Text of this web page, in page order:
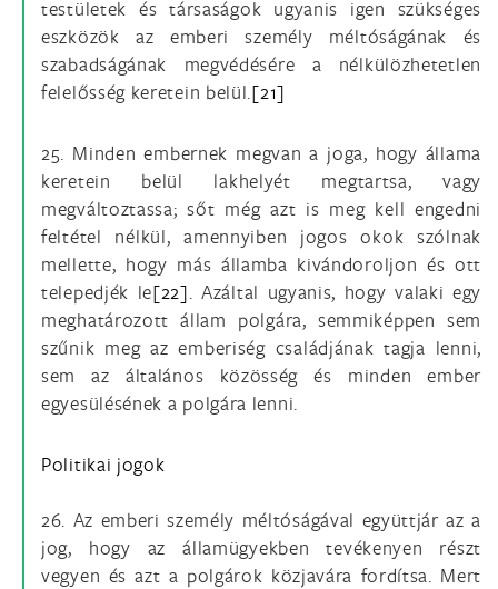
testületek és társaságok ugyanis igen szükséges
eszközök az emberi személy méltóságának és
szabadságának megvédésére a nélkülözhetetlen
felelősség keretein belül.[21]
25. Minden embernek megvan a joga, hogy állama
keretein belül lakhelyét megtartsa, vagy
megváltoztassa; sőt még azt is meg kell engedni
feltétel nélkül, amennyiben jogos okok szólnak
mellette, hogy más államba kivándoroljon és ott
telepedjék le[22]. Azáltal ugyanis, hogy valaki egy
meghatározott állam polgára, semmiképpen sem
szűnik meg az emberiség családjának tagja lenni,
sem az általános közösség és minden ember
egyesülésének a polgára lenni.
Politikai jogok
26. Az emberi személy méltóságával együttjár az a
jog, hogy az államügyekben tevékenyen részt
vegyen és azt a polgárok közjavára fordítsa. Mert